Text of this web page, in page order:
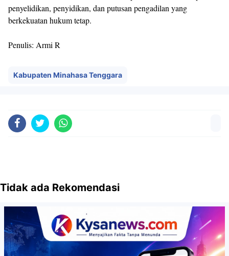
penyelidikan, penyidikan, dan putusan pengadilan yang
berkekuatan hukum tetap.
Penulis: Armi R
Kabupaten Minahasa Tenggara
Tidak ada Rekomendasi